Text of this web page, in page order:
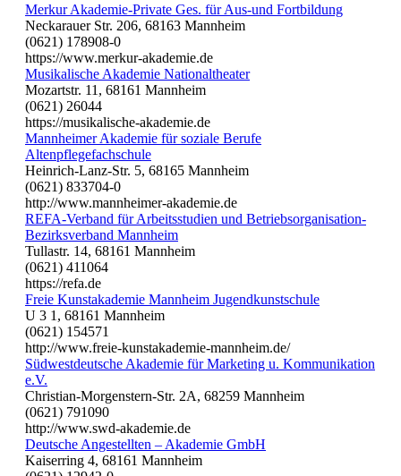
Merkur Akademie-Private Ges. für Aus-und Fortbildung
Neckarauer Str. 206, 68163 Mannheim
(0621) 178908-0
https://www.merkur-akademie.de
Musikalische Akademie Nationaltheater
Mozartstr. 11, 68161 Mannheim
(0621) 26044
https://musikalische-akademie.de
Mannheimer Akademie für soziale Berufe
Altenpflegefachschule
Heinrich-Lanz-Str. 5, 68165 Mannheim
(0621) 833704-0
http://www.mannheimer-akademie.de
REFA-Verband für Arbeitsstudien und Betriebsorganisation-
Bezirksverband Mannheim
Tullastr. 14, 68161 Mannheim
(0621) 411064
https://refa.de
Freie Kunstakademie Mannheim Jugendkunstschule
U 3 1, 68161 Mannheim
(0621) 154571
http://www.freie-kunstakademie-mannheim.de/
Südwestdeutsche Akademie für Marketing u. Kommunikation
e.V.
Christian-Morgenstern-Str. 2A, 68259 Mannheim
(0621) 791090
http://www.swd-akademie.de
Deutsche Angestellten – Akademie GmbH
Kaiserring 4, 68161 Mannheim